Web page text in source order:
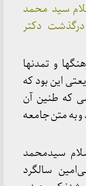
سید محمد
دکتر
و تمدنها
این‌ بود که
که طنین آن
و به متن جامعه
سیدمحمد
سالگرد